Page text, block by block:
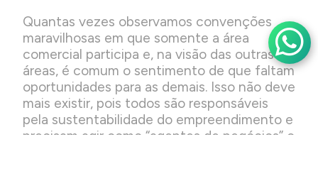
Quantas vezes observamos convenções
maravilhosas em que somente a área
comercial participa e, na visão das outras
áreas, é comum o sentimento de que faltam
oportunidades para as demais. Isso não deve
mais existir, pois todos são responsáveis
pela sustentabilidade do empreendimento e
precisam agir como “agentes de negócios” o